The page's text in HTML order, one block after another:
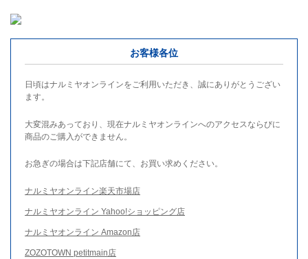
お客様各位
日頃はナルミヤオンラインをご利用いただき、誠にありがとうござい
ます。
大変混みあっており、現在ナルミヤオンラインへのアクセスならびに
商品のご購入ができません。
お急ぎの場合は下記店舗にて、お買い求めください。
ナルミヤオンライン楽天市場店
ナルミヤオンライン Yahoo!ショッピング店
ナルミヤオンライン Amazon店
ZOZOTOWN petitmain店